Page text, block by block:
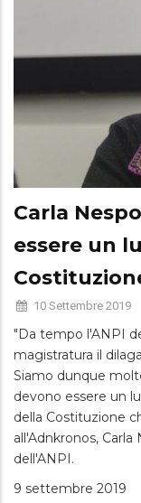
Carla
essere un
10 Settembre 2019
"Da tempo l'ANPI
magistratura il
Siamo dunque
devono essere un
della Costituzione
all'Adnkronos,
dell'ANPI.
9 settembre 2019